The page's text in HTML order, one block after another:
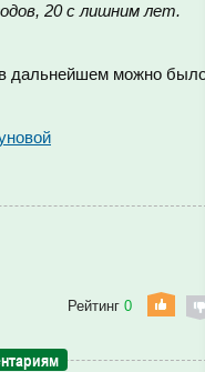
20 с лишним лет.
в дальнейшем можно
Рейтинг 0